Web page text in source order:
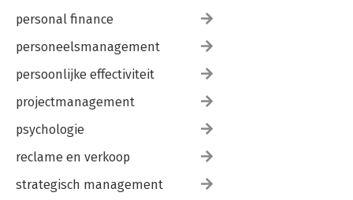
personal finance
personeelsmanagement
persoonlijke effectiviteit
projectmanagement
psychologie
reclame en verkoop
strategisch management